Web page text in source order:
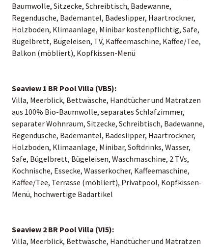
Baumwolle, Sitzecke, Schreibtisch, Badewanne,
Regendusche, Bademantel, Badeslipper, Haartrockner,
Holzboden, Klimaanlage, Minibar kostenpflichtig, Safe,
Bügelbrett, Bügeleisen, TV, Kaffeemaschine, Kaffee/Tee,
Balkon (möbliert), Kopfkissen-Menü
Seaview 1 BR Pool Villa (VB5):
Villa, Meerblick, Bettwäsche, Handtücher und Matratzen
aus 100% Bio-Baumwolle, separates Schlafzimmer,
separater Wohnraum, Sitzecke, Schreibtisch, Badewanne,
Regendusche, Bademantel, Badeslipper, Haartrockner,
Holzboden, Klimaanlage, Minibar, Softdrinks, Wasser,
Safe, Bügelbrett, Bügeleisen, Waschmaschine, 2 TVs,
Kochnische, Essecke, Wasserkocher, Kaffeemaschine,
Kaffee/Tee, Terrasse (möbliert), Privatpool, Kopfkissen-
Menü, hochwertige Badartikel
Seaview 2 BR Pool Villa (VI5):
Villa, Meerblick, Bettwäsche, Handtücher und Matratzen